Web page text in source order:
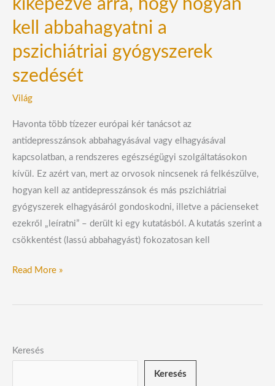
kiképezve arra, hogy hogyan
kell abbahagyatni a
pszichiátriai gyógyszerek
szedését
Világ
Havonta több tízezer európai kér tanácsot az
antidepresszánsok abbahagyásával vagy elhagyásával
kapcsolatban, a rendszeres egészségügyi szolgáltatásokon
kívül. Ez azért van, mert az orvosok nincsenek rá felkészülve,
hogyan kell az antidepresszánsok és más pszichiátriai
gyógyszerek elhagyásáról gondoskodni, illetve a pácienseket
ezekről „leíratni” – derült ki egy kutatásból. A kutatás szerint a
csökkentést (lassú abbahagyást) fokozatosan kell
Read More »
Keresés
Keresés